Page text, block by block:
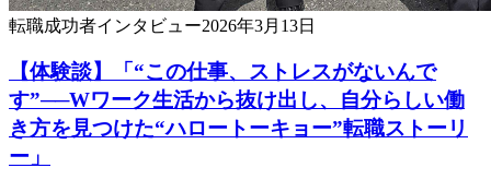
転職成功者インタビュー2026年3月13日
【体験談】「“この仕事、ストレスがないんで
す”──Wワーク生活から抜け出し、自分らしい働
き方を見つけた“ハロートーキョー”転職ストーリ
ー」